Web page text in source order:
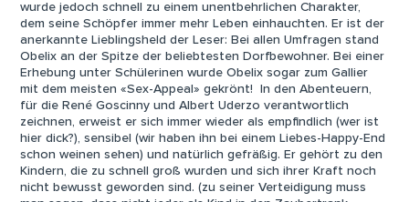
wurde jedoch schnell zu einem unentbehrlichen Charakter,
dem seine Schöpfer immer mehr Leben einhauchten. Er ist der
anerkannte Lieblingsheld der Leser: Bei allen Umfragen stand
Obelix an der Spitze der beliebtesten Dorfbewohner. Bei einer
Erhebung unter Schülerinen wurde Obelix sogar zum Gallier
mit dem meisten «Sex-Appeal» gekrönt! In den Abenteuern,
für die René Goscinny und Albert Uderzo verantwortlich
zeichnen, erweist er sich immer wieder als empfindlich (wer ist
hier dick?), sensibel (wir haben ihn bei einem Liebes-Happy-End
schon weinen sehen) und natürlich gefräßig. Er gehört zu den
Kindern, die zu schnell groß wurden und sich ihrer Kraft noch
nicht bewusst geworden sind. (zu seiner Verteidigung muss